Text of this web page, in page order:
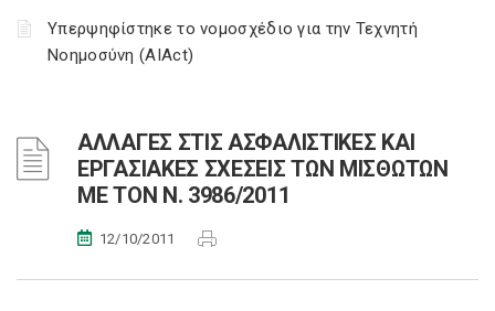
Υπερψηφίστηκε το νομοσχέδιο για την Τεχνητή
Νοημοσύνη (AIAct)
ΑΛΛΑΓΕΣ ΣΤΙΣ ΑΣΦΑΛΙΣΤΙΚΕΣ ΚΑΙ
ΕΡΓΑΣΙΑΚΕΣ ΣΧΕΣΕΙΣ ΤΩΝ ΜΙΣΘΩΤΩΝ
ΜΕ ΤΟΝ Ν. 3986/2011
12/10/2011